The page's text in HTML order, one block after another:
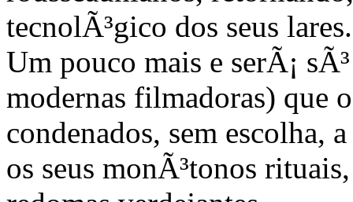
tecnolÃ³gico dos seus lares.
Um pouco mais e serÃ¡
modernas filmadoras) que
condenados, sem escolha,
os seus monÃ³tonos